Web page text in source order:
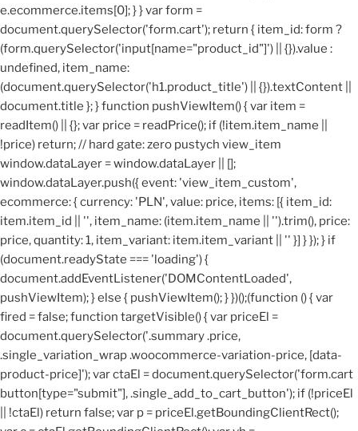
e.ecommerce.items[0]; } } var form =
document.querySelector('form.cart'); return { item_id: form ?
(form.querySelector('input[name="product_id"]') || {}).value :
undefined, item_name:
(document.querySelector('h1.product_title') || {}).textContent ||
document.title }; } function pushViewItem() { var item =
readItem() || {}; var price = readPrice(); if (!item.item_name ||
!price) return; // hard gate: zero pustych view_item
window.dataLayer = window.dataLayer || [];
window.dataLayer.push({ event: 'view_item_custom',
ecommerce: { currency: 'PLN', value: price, items: [{ item_id:
item.item_id || '', item_name: (item.item_name || '').trim(), price:
price, quantity: 1, item_variant: item.item_variant || '' }] } }); } if
(document.readyState === 'loading') {
document.addEventListener('DOMContentLoaded',
pushViewItem); } else { pushViewItem(); } })();(function () { var
fired = false; function targetVisible() { var priceEl =
document.querySelector('.summary .price,
.single_variation_wrap .woocommerce-variation-price, [data-
product-price]'); var ctaEl = document.querySelector('form.cart
button[type="submit"], .single_add_to_cart_button'); if (!priceEl
|| !ctaEl) return false; var p = priceEl.getBoundingClientRect();